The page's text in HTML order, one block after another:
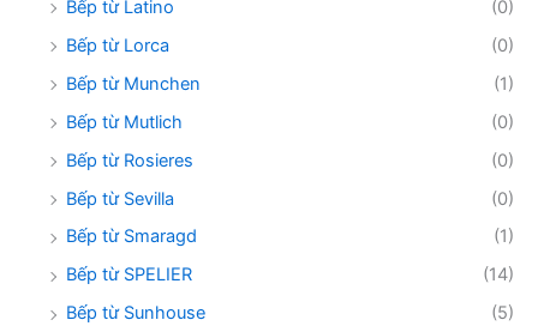
Bếp từ Latino
(0)
Bếp từ Lorca
(0)
Bếp từ Munchen
(1)
Bếp từ Mutlich
(0)
Bếp từ Rosieres
(0)
Bếp từ Sevilla
(0)
Bếp từ Smaragd
(1)
Bếp từ SPELIER
(14)
Bếp từ Sunhouse
(5)